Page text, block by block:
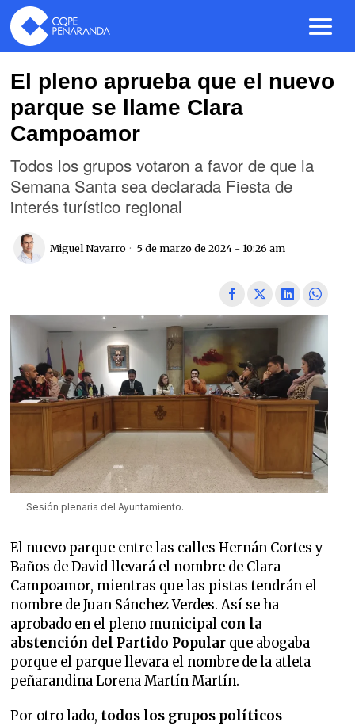
El pleno aprueba que el nuevo
parque se llame Clara
Campoamor
Todos los grupos votaron a favor de que la
Semana Santa sea declarada Fiesta de
interés turístico regional
Miguel Navarro 5 de marzo de 2024 - 10:26 am
Sesión plenaria del Ayuntamiento.
El nuevo parque entre las calles Hernán Cortes y
Baños de David llevará el nombre de Clara
Campoamor, mientras que las pistas tendrán el
nombre de Juan Sánchez Verdes. Así se ha
aprobado en el pleno municipal con la
abstención del Partido Popular que abogaba
porque el parque llevara el nombre de la atleta
peñarandina Lorena Martín Martín.
Por otro lado, todos los grupos políticos